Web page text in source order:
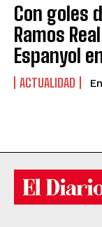
Con goles
Ramos
Espanyol
ACTUALIDAD